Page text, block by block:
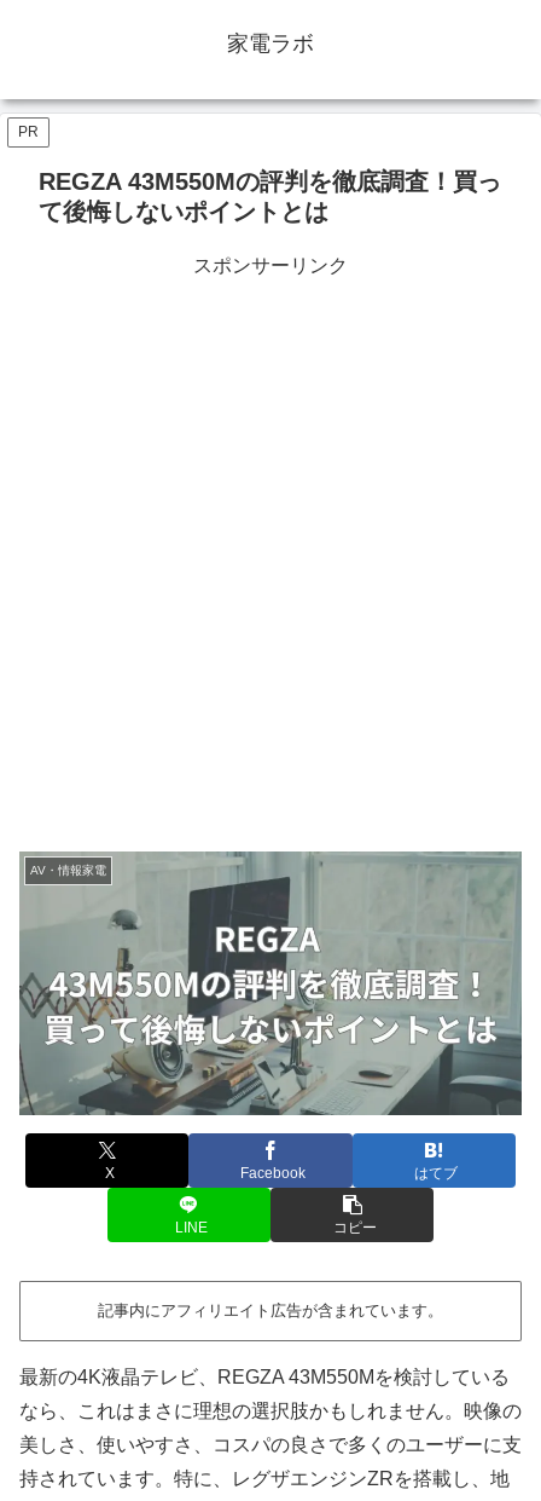
家電ラボ
PR
REGZA 43M550Mの評判を徹底調査！買っ
て後悔しないポイントとは
スポンサーリンク
AV・情報家電
X Facebook はてブ
LINE コピー
記事内にアフィリエイト広告が含まれています。
最新の4K液晶テレビ、REGZA 43M550Mを検討している
なら、これはまさに理想の選択肢かもしれません。映像の
美しさ、使いやすさ、コスパの良さで多くのユーザーに支
持されています。特に、レグザエンジンZRを搭載し、地